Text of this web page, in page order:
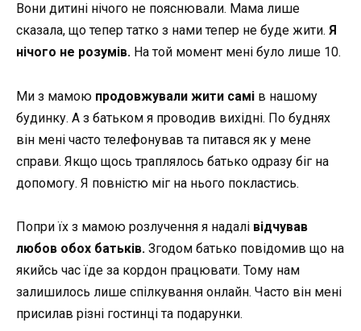
Вони дитині нічого не пояснювали. Мама лише
сказала, що тепер татко з нами тепер не буде жити. Я
нічого не розумів. На той момент мені було лише 10.
Ми з мамою продовжували жити самі в нашому
будинку. А з батьком я проводив вихідні. По буднях
він мені часто телефонував та питався як у мене
справи. Якщо щось траплялось батько одразу біг на
допомогу. Я повністю міг на нього покластись.
Попри їх з мамою розлучення я надалі відчував
любов обох батьків. Згодом батько повідомив що на
якийсь час їде за кордон працювати. Тому нам
залишилось лише спілкування онлайн. Часто він мені
присилав різні гостинці та подарунки.